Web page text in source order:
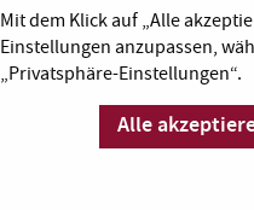
Mit dem Klick auf „Alle
Einstellungen anzupassen,
„Privatsphäre-Einstellungen“.
Alle